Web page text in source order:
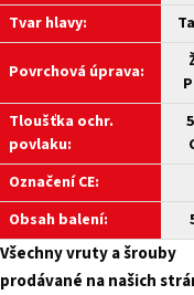
Tvar hlavy:
Povrchová úprava:
Tloušťka ochr.
povlaku:
Označení CE:
Obsah balení:
Všechnyvruty ašrouby
prodávané na našich